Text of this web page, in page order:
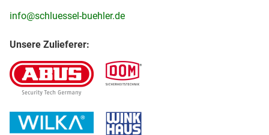
info@schluessel-buehler.de
Unsere Zulieferer: